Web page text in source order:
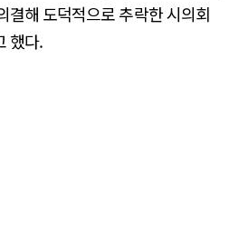
결해 도덕적으로 추락한 시의회
했다.